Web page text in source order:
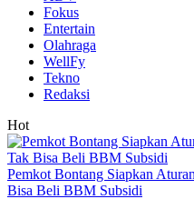
Fokus
Entertain
Olahraga
WellFy
Tekno
Redaksi
Hot
Pemkot Bontang Siapkan
Bisa Beli BBM Subsidi